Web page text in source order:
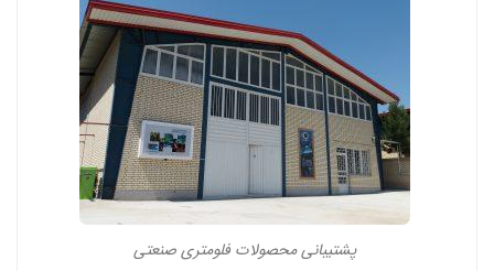
پشتیبانی محصولات فلومتری صنعتی